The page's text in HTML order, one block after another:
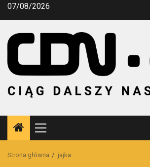
Przejdź
07/08/2026
Menu
główne
Strona główna jajka